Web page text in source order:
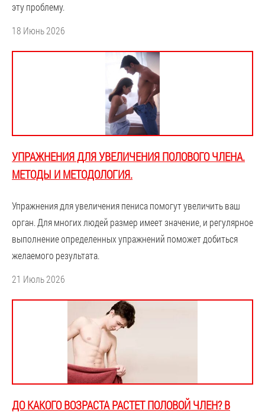
эту проблему.
18 Июнь 2026
УПРАЖНЕНИЯ ДЛЯ УВЕЛИЧЕНИЯ ПОЛОВОГО ЧЛЕНА.
МЕТОДЫ И МЕТОДОЛОГИЯ.
Упражнения для увеличения пениса помогут увеличить ваш
орган. Для многих людей размер имеет значение, и регулярное
выполнение определенных упражнений поможет добиться
желаемого результата.
21 Июль 2026
ДО КАКОГО ВОЗРАСТА РАСТЕТ ПОЛОВОЙ ЧЛЕН? В